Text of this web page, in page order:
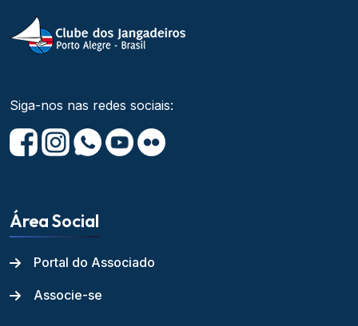
Siga-nos nas redes sociais:
Área Social
Portal do Associado
Associe-se